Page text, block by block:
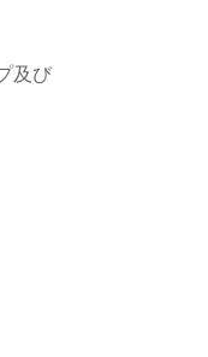
及び